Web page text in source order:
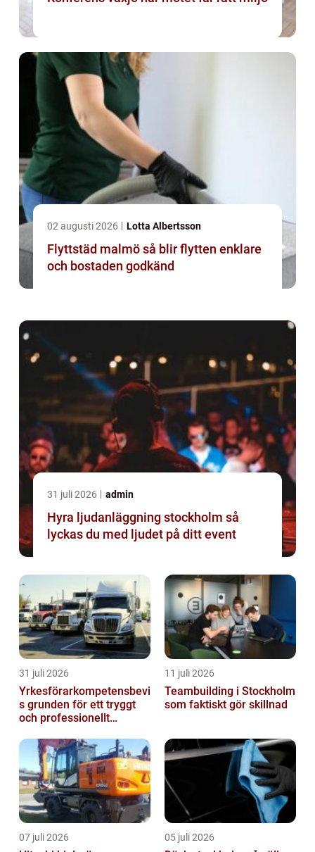
02 augusti 2026 Lotta Albertsson
Flyttstäd malmö så blir flytten enklare
och bostaden godkänd
31 juli 2026 admin
Hyra ljudanläggning stockholm så
lyckas du med ljudet på ditt event
31 juli 2026
Yrkesförarkompetensbevi
s grunden för ett tryggt
och professionellt
11 juli 2026
Teambuilding i Stockholm
som faktiskt gör skillnad
07 juli 2026 05 juli 2026